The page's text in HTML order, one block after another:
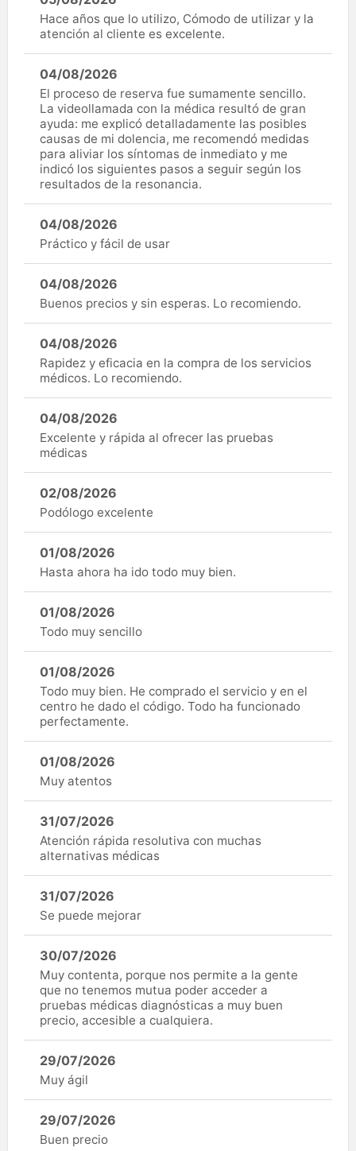
Hace años que lo utilizo, Cómodo de utilizar y la
atención al cliente es excelente.
04/08/2026
El proceso de reserva fue sumamente sencillo.
La videollamada con la médica resultó de gran
ayuda: me explicó detalladamente las posibles
causas de mi dolencia, me recomendó medidas
para aliviar los síntomas de inmediato y me
indicó los siguientes pasos a seguir según los
resultados de la resonancia.
04/08/2026
Práctico y fácil de usar
04/08/2026
Buenos precios y sin esperas. Lo recomiendo.
04/08/2026
Rapidez y eficacia en la compra de los servicios
médicos. Lo recomiendo.
04/08/2026
Excelente y rápida al ofrecer las pruebas
médicas
02/08/2026
Podólogo excelente
01/08/2026
Hasta ahora ha ido todo muy bien.
01/08/2026
Todo muy sencillo
01/08/2026
Todo muy bien. He comprado el servicio y en el
centro he dado el código. Todo ha funcionado
perfectamente.
01/08/2026
Muy atentos
31/07/2026
Atención rápida resolutiva con muchas
alternativas médicas
31/07/2026
Se puede mejorar
30/07/2026
Muy contenta, porque nos permite a la gente
que no tenemos mutua poder acceder a
pruebas médicas diagnósticas a muy buen
precio, accesible a cualquiera.
29/07/2026
Muy ágil
29/07/2026
Buen precio